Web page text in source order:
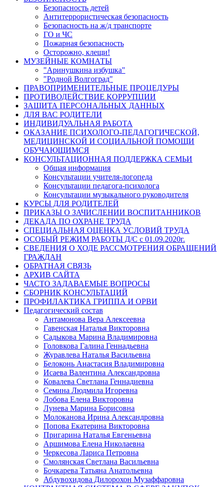
Безопасность детей
Антитеррористическая безопасность
Безопасность на ж/д транспорте
ГО и ЧС
Пожарная безопасность
Осторожно, клещи!
МУЗЕЙНЫЕ КОМНАТЫ
"Аринушкина избушка"
"Родной Волгоград"
ПРАВОПРИМЕНИТЕЛЬНЫЕ ПРОЦЕДУРЫ
ПРОТИВОДЕЙСТВИЕ КОРРУПЦИИ
ЗАЩИТА ПЕРСОНАЛЬНЫХ ДАННЫХ
ДЛЯ ВАС РОДИТЕЛИ
ИНДИВИДУАЛЬНАЯ РАБОТА
ОКАЗАНИЕ ПСИХОЛОГО-ПЕДАГОГИЧЕСКОЙ,
МЕДИЦИНСКОЙ И СОЦИАЛЬНОЙ ПОМОЩИ
ОБУЧАЮЩИМСЯ
КОНСУЛЬТАЦИОННАЯ ПОДДЕРЖКА СЕМЬИ
Общая информация
Консультации учителя-логопеда
Консультации педагога-психолога
Консультации музыкального руководителя
КУРСЫ ДЛЯ РОДИТЕЛЕЙ
ПРИКАЗЫ О ЗАЧИСЛЕНИИ ВОСПИТАННИКОВ
ДЕКАДА ПО ОХРАНЕ ТРУДА
СПЕЦИАЛЬНАЯ ОЦЕНКА УСЛОВИЙ ТРУДА
ОСОБЫЙ РЕЖИМ РАБОТЫ Д/С с 01.09.2020г.
СВЕДЕНИЯ О ХОДЕ РАССМОТРЕНИЯ ОБРАЩЕНИЙ
ГРАЖДАН
ОБРАТНАЯ СВЯЗЬ
АРХИВ САЙТА
ЧАСТО ЗАДАВАЕМЫЕ ВОПРОСЫ
СБОРНИК КОНСУЛЬТАЦИЙ
ПРОФИЛАКТИКА ГРИППА И ОРВИ
Педагогический состав
Антамонова Вера Алексеевна
Гавенская Наталья Викторовна
Садыкова Марина Владимировна
Головкова Галина Геннадьевна
Журавлева Наталья Васильевна
Белоконь Анастасия Владимировна
Исаева Валентина Александровна
Ковалева Светлана Геннадиевна
Семина Людмила Игоревна
Лобова Елена Викторовна
Лунева Марина Борисовна
Молоканова Ирина Александровна
Попова Екатерина Викторовна
Пригарина Наталья Евгеньевна
Аршимова Елена Николаевна
Черкесова Лариса Петровна
Смолянская Светлана Васильевна
Бочкарева Татьяна Анатольевна
Абдувохидова Дилорохон Музаффаровна